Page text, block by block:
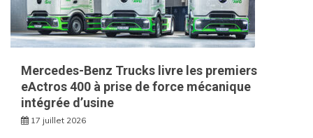
Mercedes-Benz Trucks livre les premiers
eActros 400 à prise de force mécanique
intégrée d’usine
17 juillet 2026